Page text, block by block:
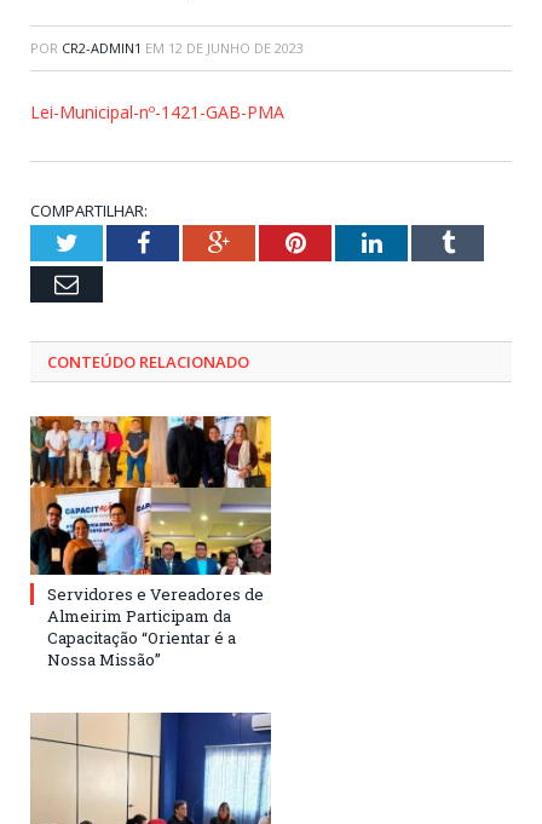
POR CR2-ADMIN1 EM 12 DE JUNHO DE 2023
Lei-Municipal-nº-1421-GAB-PMA
COMPARTILHAR:
TwitterFacebookGoogle+PinterestLinkedInTumblr
Email
CONTEÚDO RELACIONADO
Servidores e Vereadores de
Almeirim Participam da
Capacitação “Orientar é a
Nossa Missão”